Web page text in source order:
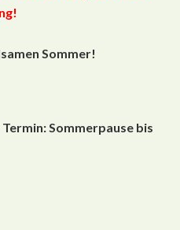
Sommer!
Sommerpause bis